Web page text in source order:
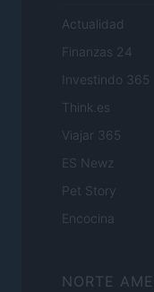
Actualidad
Finanzas 24
Investindo 365
Think.es
Viajar 365
ES Newz
Pet Story
Encocina
NORTE